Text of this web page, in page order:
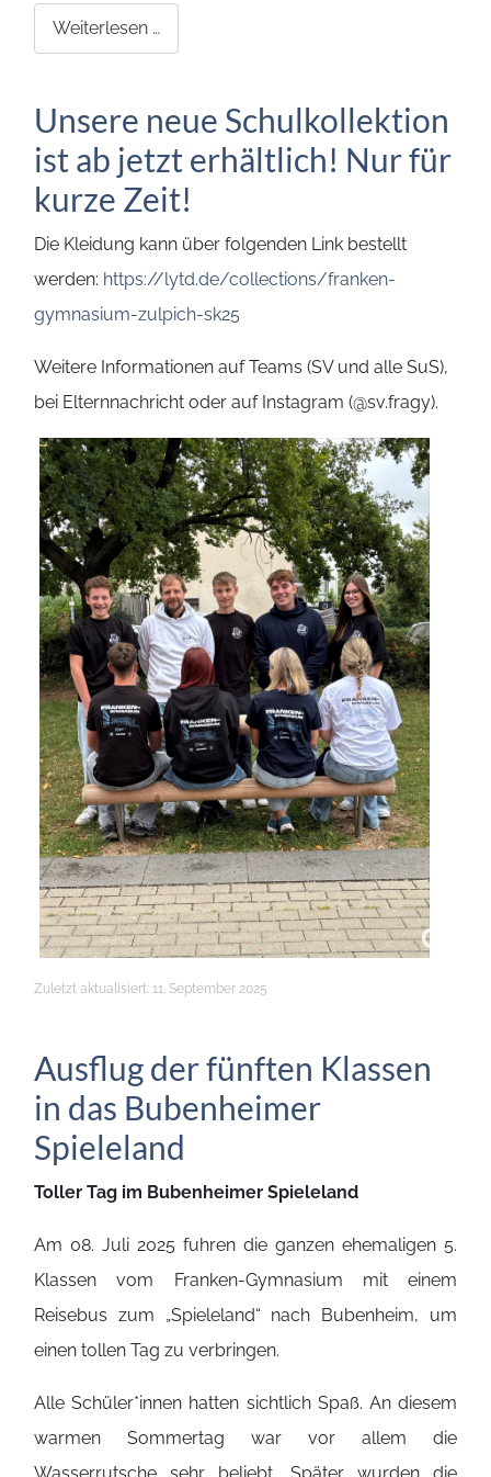
Weiterlesen …
Unsere neue Schulkollektion
ist ab jetzt erhältlich! Nur für
kurze Zeit!
Die Kleidung kann über folgenden Link bestellt
werden: https://lytd.de/collections/franken-
gymnasium-zulpich-sk25
Weitere Informationen auf Teams (SV und alle SuS),
bei Elternnachricht oder auf Instagram (@sv.fragy).
Details
Zuletzt aktualisiert: 11. September 2025
Ausflug der fünften Klassen
in das Bubenheimer
Spieleland
Toller Tag im Bubenheimer Spieleland
Am 08. Juli 2025 fuhren die ganzen ehemaligen 5.
Klassen vom Franken-Gymnasium mit einem
Reisebus zum „Spieleland“ nach Bubenheim, um
einen tollen Tag zu verbringen.
Alle Schüler*innen hatten sichtlich Spaß. An diesem
warmen Sommertag war vor allem die